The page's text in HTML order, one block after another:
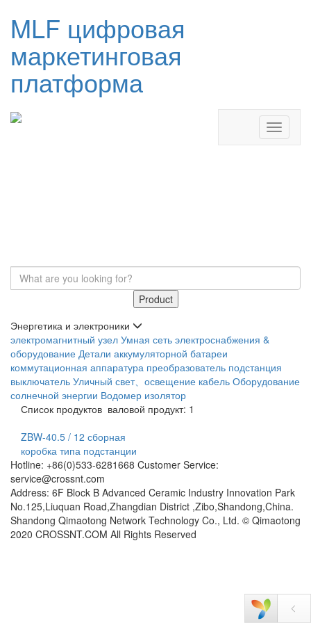
MLF цифровая
маркетинговая
платформа
Product
Энергетика и электроники
электромагнитный узел Умная сеть электроснабжения &
оборудование Детали аккумуляторной батареи
коммутационная аппаратура преобразователь подстанция
выключатель Уличный свет、освещение кабель Оборудование
солнечной энергии Водомер изолятор
Список продуктов валовой продукт: 1
ZBW-40.5 / 12 сборная
коробка типа подстанции
Hotline: +86(0)533-6281668 Customer Service:
service@crossnt.com
Address: 6F Block B Advanced Ceramic Industry Innovation Park
No.125,Liuquan Road,Zhangdian District ,Zibo,Shandong,China.
Shandong Qimaotong Network Technology Co., Ltd. © Qimaotong
2020 CROSSNT.COM All Rights Reserved